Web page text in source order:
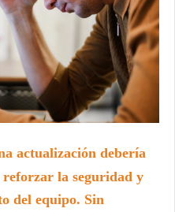
actualización debería
la seguridad y
del equipo. Sin